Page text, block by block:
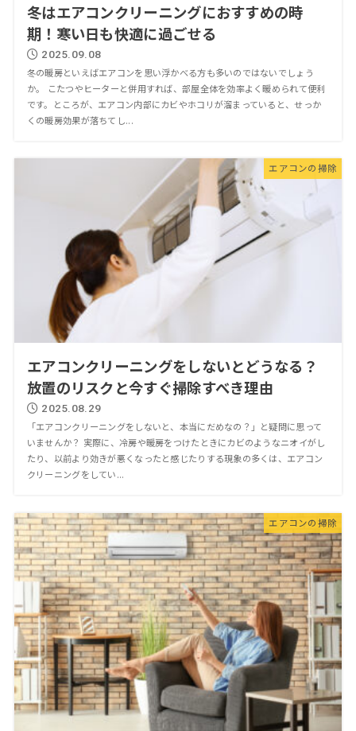
冬はエアコンクリーニングにおすすめの時
期！寒い日も快適に過ごせる
2025.09.08
冬の暖房といえばエアコンを思い浮かべる方も多いのではないでしょう
か。 こたつやヒーターと併用すれば、部屋全体を効率よく暖められて便利
です。ところが、エアコン内部にカビやホコリが溜まっていると、せっか
くの暖房効果が落ちてし...
エアコンの掃除
エアコンクリーニングをしないとどうなる？
放置のリスクと今すぐ掃除すべき理由
2025.08.29
「エアコンクリーニングをしないと、本当にだめなの？」と疑問に思って
いませんか？ 実際に、冷房や暖房をつけたときにカビのようなニオイがし
たり、以前より効きが悪くなったと感じたりする現象の多くは、エアコン
クリーニングをしてい...
エアコンの掃除